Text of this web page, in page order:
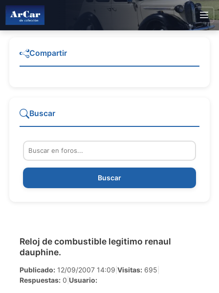
Reloj de combustible legitimo renaul
dauphine.
Publicado: 12/09/2007 14:09 Visitas: 695
Respuestas: 0 Usuario:
Compartir
Buscar
Buscar